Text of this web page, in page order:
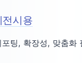
전시용
팅, 확장성, 맞춤화